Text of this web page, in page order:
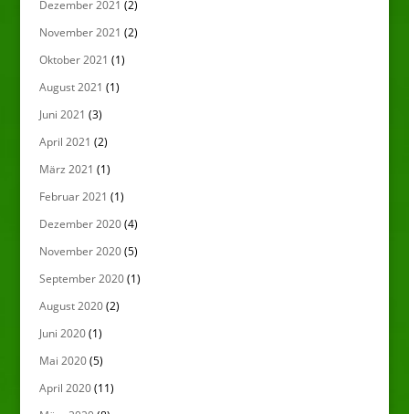
Dezember 2021 (2)
November 2021 (2)
Oktober 2021 (1)
August 2021 (1)
Juni 2021 (3)
April 2021 (2)
März 2021 (1)
Februar 2021 (1)
Dezember 2020(4)
November 2020(5)
September 2020(1)
August 2020(2)
Juni 2020(1)
Mai 2020(5)
April 2020(11)